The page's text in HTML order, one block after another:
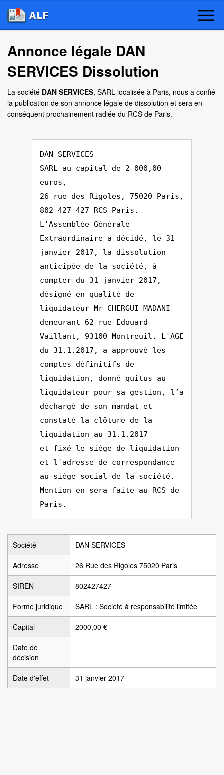
Annonce légale DAN
SERVICES Dissolution
La société DAN SERVICES, SARL localisée à Paris, nous a confié
la publication de son annonce légale de dissolution et sera en
conséquent prochainement radiée du RCS de Paris.
DAN SERVICES
SARL au capital de 2 000,00
euros,
26 rue des Rigoles, 75020 Paris,
802 427 427 RCS Paris.
L'Assemblée Générale
Extraordinaire a décidé, le 31
janvier 2017, la dissolution
anticipée de la société, à
compter du 31 janvier 2017,
désigné en qualité de
liquidateur Mr CHERGUI MADANI
demeurant 62 rue Edouard
Vaillant, 93100 Montreuil. L'AGE
du 31.1.2017, a approuvé les
comptes définitifs de
liquidation, donné quitus au
liquidateur pour sa gestion, l’a
déchargé de son mandat et
constaté la clôture de la
liquidation au 31.1.2017
et fixé le siège de liquidation
et l'adresse de correspondance
au siège social de la société.
Mention en sera faite au RCS de
Paris.
Société DAN SERVICES
Adresse 26 Rue des Rigoles 75020 Paris
SIREN 802427427
Forme juridique SARL : Société à responsabilité limitée
Capital 2000,00 €
Date de
décision
Date d'effet 31 janvier 2017